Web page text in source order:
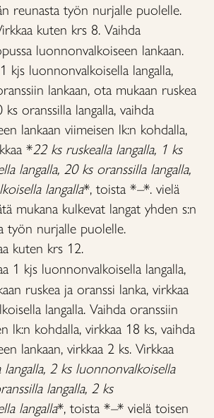
reunasta työn nurjalle puolelle.
kuten krs 8. Vaihda
luonnonvalkoiseen lankaan.
kjs luonnonvalkoisella langalla,
lankaan, ota mukaan ruskea
ks oranssilla langalla, vaihda
lankaan viimeisen lk:n kohdalla,
*22 ks ruskealla langalla, 1 ks
langalla, 20 ks oranssilla langalla,
langalla*, toista *–*. vielä
mukana kulkevat langat yhden s:n
työn nurjalle puolelle.
kuten krs 12.
1 kjs luonnonvalkoisella langalla,
ruskea ja oranssi lanka, virkkaa
langalla. Vaihda oranssiin
lk:n kohdalla, virkkaa 18 ks, vaihda
lankaan, virkkaa 2 ks. Virkkaa
langalla, 2 ks luonnonvalkoisella
langalla, 2 ks
langalla*, toista *–* vielä toisen